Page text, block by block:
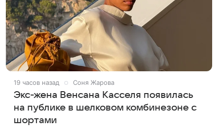
19 часов назад Соня Жарова
Экс-жена Венсана Касселя появилась
на публике в шелковом комбинезоне с
шортами